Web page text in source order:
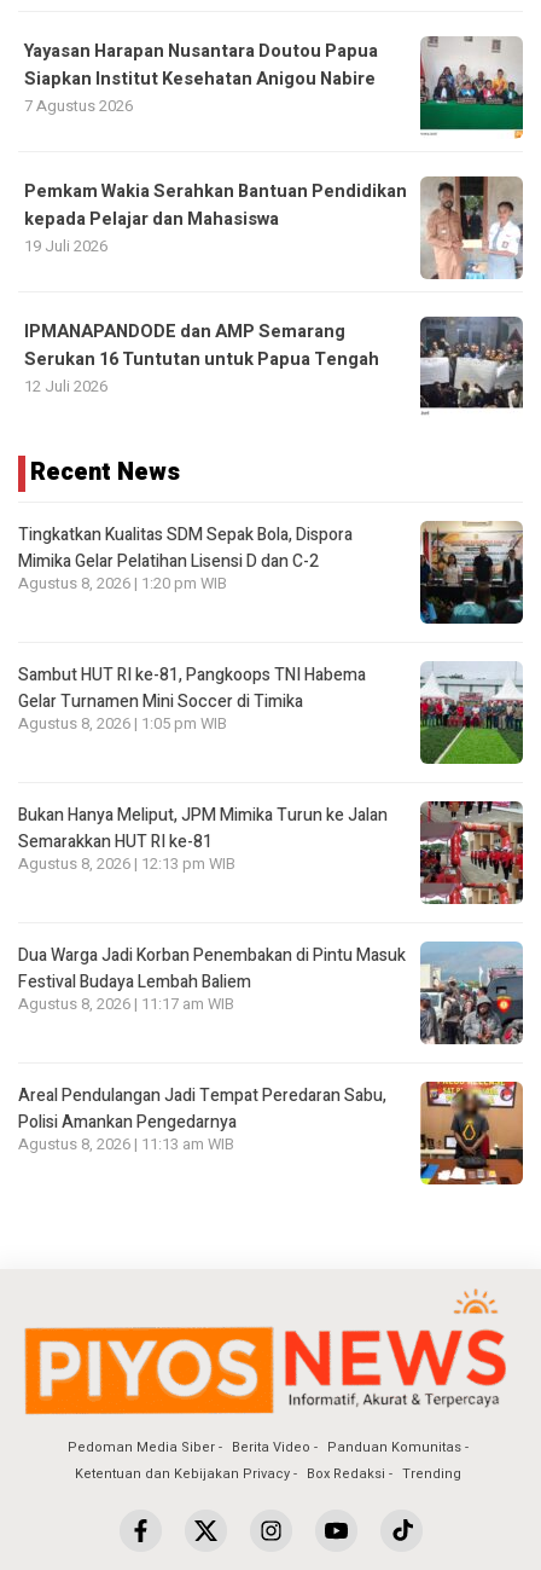
Yayasan Harapan Nusantara Doutou Papua
Siapkan Institut Kesehatan Anigou Nabire
7 Agustus 2026
Pemkam Wakia Serahkan Bantuan Pendidikan
kepada Pelajar dan Mahasiswa
19 Juli 2026
IPMANAPANDODE dan AMP Semarang
Serukan 16 Tuntutan untuk Papua Tengah
12 Juli 2026
Recent News
Tingkatkan Kualitas SDM Sepak Bola, Dispora
Mimika Gelar Pelatihan Lisensi D dan C-2
Agustus 8, 2026 | 1:20 pm WIB
Sambut HUT RI ke-81, Pangkoops TNI Habema
Gelar Turnamen Mini Soccer di Timika
Agustus 8, 2026 | 1:05 pm WIB
Bukan Hanya Meliput, JPM Mimika Turun ke Jalan
Semarakkan HUT RI ke-81
Agustus 8, 2026 | 12:13 pm WIB
Dua Warga Jadi Korban Penembakan di Pintu Masuk
Festival Budaya Lembah Baliem
Agustus 8, 2026 | 11:17 am WIB
Areal Pendulangan Jadi Tempat Peredaran Sabu,
Polisi Amankan Pengedarnya
Agustus 8, 2026 | 11:13 am WIB
Pedoman Media Siber Berita Video
Panduan Komunitas
Ketentuan dan Kebijakan Privacy
Box Redaksi Trending